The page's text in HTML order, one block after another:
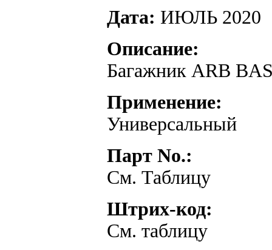
Дата: ИЮЛЬ 2020
Описание:
Багажник ARB
Применение:
Универсальный
Парт No.:
См. Таблицу
Штрих-код:
См. таблицу